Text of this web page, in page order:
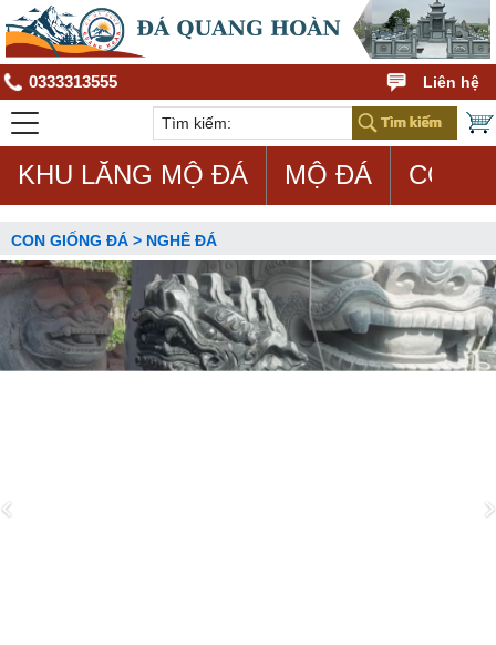
0333313555 Liên hệ
KHU LĂNG MỘ ĐÁ MỘ ĐÁ CON
CON GIỐNG ĐÁ > NGHÊ ĐÁ